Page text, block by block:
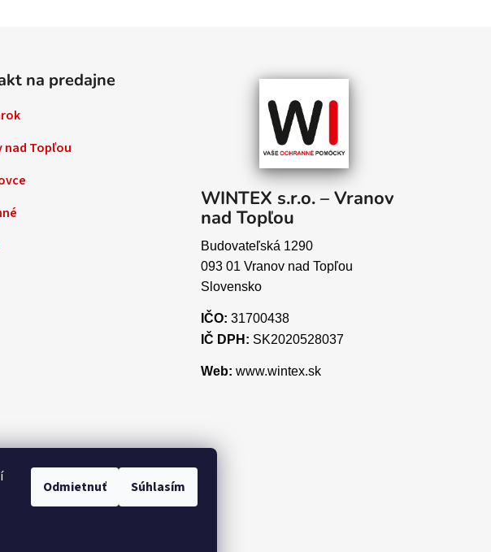
Odmietnuť Súhlasím
na predajne
nad Topľou
WINTEX s.r.o. – Vranov
nad Topľou
Budovateľská 1290
093 01 Vranov nad Topľou
Slovensko
IČO: 31700438
IČ DPH: SK2020528037
Web: www.wintex.sk